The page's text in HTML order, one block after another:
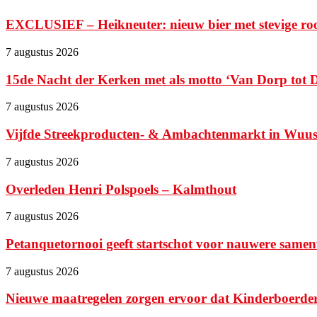
EXCLUSIEF – Heikneuter: nieuw bier met stevige
7 augustus 2026
15de Nacht der Kerken met als motto ‘Van Dorp tot
7 augustus 2026
Vijfde Streekproducten- & Ambachtenmarkt in
7 augustus 2026
Overleden Henri Polspoels – Kalmthout
7 augustus 2026
Petanquetornooi geeft startschot voor nauwere
7 augustus 2026
Nieuwe maatregelen zorgen ervoor dat